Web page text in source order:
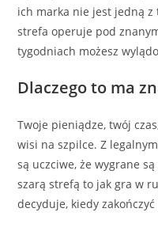
ich marka nie jest jedną z
strefa operuje pod
tygodniach możesz
Dlaczego to ma
Twoje pieniądze, twój
wisi na szpilce. Z
są uczciwe, że wygrane
szarą strefą to jak gra w
decyduje, kiedy